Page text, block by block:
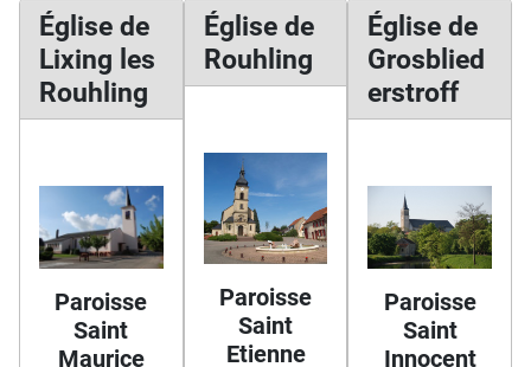
Église de
Lixing les
Rouhling
Paroisse
Saint
Maurice
Église de
Rouhling
Paroisse
Saint
Etienne
Église de
Grosblied
erstroff
Paroisse
Saint
Innocent